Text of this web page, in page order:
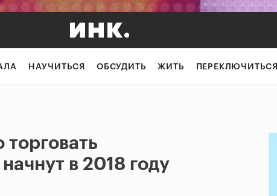
НАУЧИТЬСЯ ОБСУДИТЬ ЖИТЬ ПЕРЕКЛЮЧИТЬСЯ
в 2018 году